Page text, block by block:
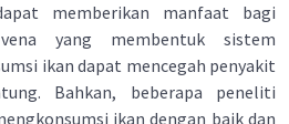
memberikan manfaat bagi
yang membentuk sistem
ikan dapat mencegah penyakit
Bahkan, beberapa peneliti
ikan dengan baik dan